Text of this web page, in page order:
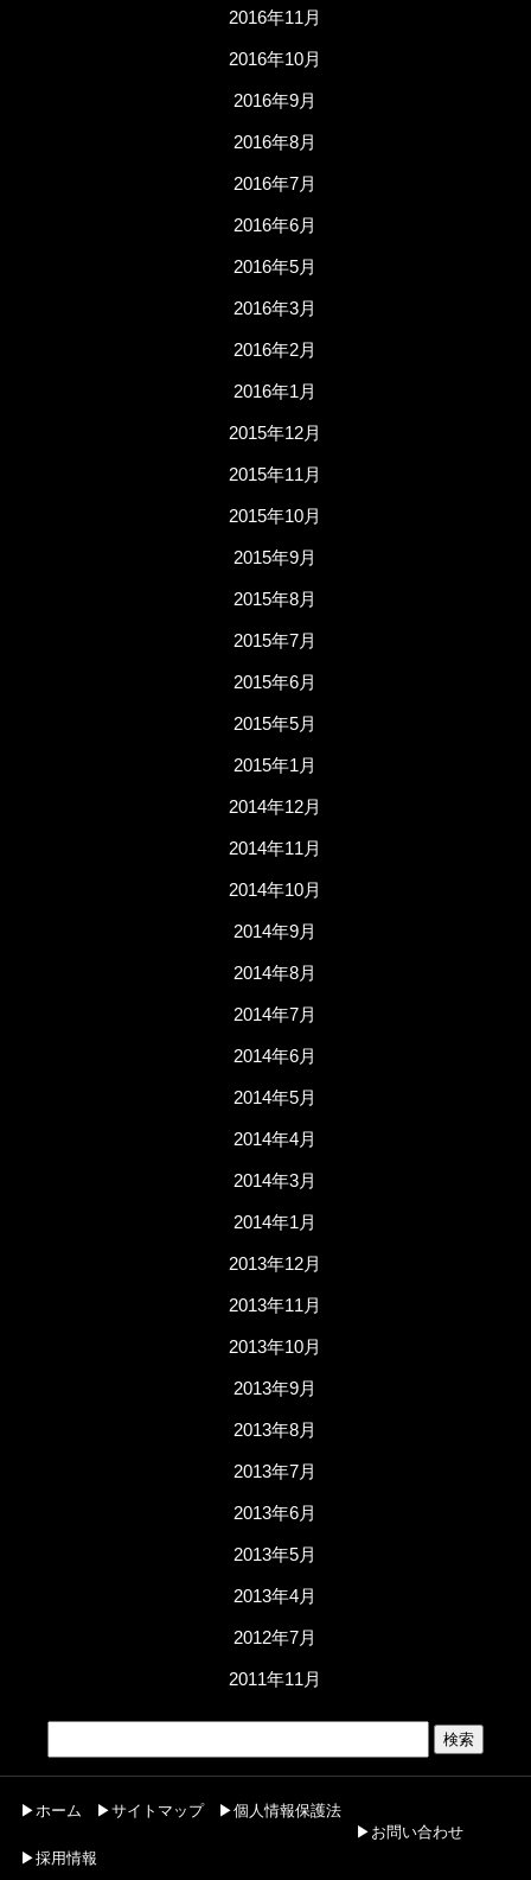
2016年11月
2016年10月
2016年9月
2016年8月
2016年7月
2016年6月
2016年5月
2016年3月
2016年2月
2016年1月
2015年12月
2015年11月
2015年10月
2015年9月
2015年8月
2015年7月
2015年6月
2015年5月
2015年1月
2014年12月
2014年11月
2014年10月
2014年9月
2014年8月
2014年7月
2014年6月
2014年5月
2014年4月
2014年3月
2014年1月
2013年12月
2013年11月
2013年10月
2013年9月
2013年8月
2013年7月
2013年6月
2013年5月
2013年4月
2012年7月
2011年11月
▶ホーム ▶サイトマップ
▶個人情報保護法
▶お問い合わせ
▶採用情報